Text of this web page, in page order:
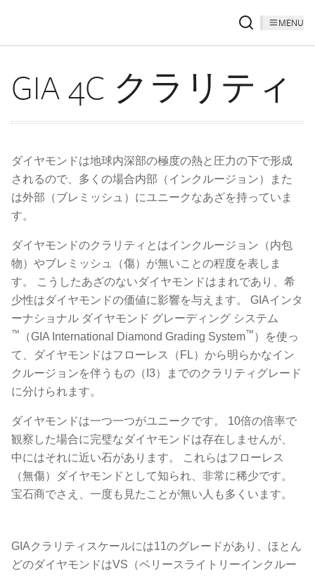
MENU
GIA 4C クラリティ
ダイヤモンドは地球内深部の極度の熱と圧力の下で形成
されるので、多くの場合内部（インクルージョン）また
は外部（ブレミッシュ）にユニークなあざを持っていま
す。
ダイヤモンドのクラリティとはインクルージョン（内包
物）やブレミッシュ（傷）が無いことの程度を表しま
す。 こうしたあざのないダイヤモンドはまれであり、希
少性はダイヤモンドの価値に影響を与えます。 GIAインタ
ーナショナル ダイヤモンド グレーディング システム
™ （GIA International Diamond Grading System™ ）を使っ
て、ダイヤモンドはフローレス（FL）から明らかなイン
クルージョンを伴うもの（I3）までのクラリティグレード
に分けられます。
ダイヤモンドは一つ一つがユニークです。 10倍の倍率で
観察した場合に完璧なダイヤモンドは存在しませんが、
中にはそれに近い石があります。 これらはフローレス
（無傷）ダイヤモンドとして知られ、非常に稀少です。
宝石商でさえ、一度も見たことが無い人も多くいます。
GIAクラリティスケールには11のグレードがあり、ほとん
どのダイヤモンドはVS（ベリースライトリーインクルー